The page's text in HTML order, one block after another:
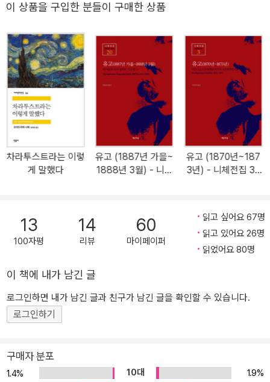
은 죽었다. 우리가 신을 죽였다”라고 한 그는 인간을 끊임없이 능동적
으로 자신의 삶을 창조하는 주체와 세계의 지배자인 초인(超人)에 이
를 존재로 보았다. 초인은 전통적인 규범과 신앙을 뛰어넘어 새로운
가치를 만들어내는 인간을 의미한다. 니체의 이런 철학은 바로 《차라
투스트라는 이렇게 말했다》로 집대성됐고 철학은 철학 분야를 넘어
실존주의와 포스트모더니즘에까지 영향을 크게 미쳤다. 《비극의 탄
생》(1872)에서 생의 환희와 염세, 긍정과 부정 등을 예술적 형이상
학으로 고찰했으며, 《반시대적 고찰》(1873~1876)에서는 유럽 문
화에 대한 회의를 표명하고, 위대한 창조자인 천재를 문화의 이상으
로 하였다. 이 사상은 《인간적인, 너무나 인간적인》(1878~1880)에
서 더 한층 명백해져, 새로운 이상에의 가치 전환을 시도하기에 이른
써 신의 사망에서 지상의 의의를 말하고, 영원회귀에 의하여 긍정적
인 생의 최고 형식을 보임은 물론 초인의 이상을 설파했다. 이 외에
《선악의 피안》(1886) 《도덕의 계보학》(1887)에 이어 《권력에의
체는 1889년 1월 3일 이탈리아의 토리노에서 발작을 일으킨 뒤부터
어머니와 함께 예나에서 거주했다. 어머니가 죽자 여동생 엘리자베트
가 니체를 바이마르로 옮겼고, 그는 1900년 8월 25일 바이마르에서
맡고 있다. 저서로 《니체의 사회 철학Nietzsches Sozialphilosophi
치유》, 《소진 시대의 철학》, 《동북아, 니체를 만나다》(공저) 외 다수
가 있으며, 역서로 알프레트 쉐프의 《프로이트와 현대철학》, 니체의
《선악의 저편.도덕의 계보》, 《유고(1884년 가을-1885년 가을)》, 야
스퍼스의 《기술 시대의 의사》, 살로메의 《살로메, 니체를 말하다》 외
다수가 있다.
이 상품을 구입한 분들이 구매한 상품
차라투스트라는 이렇
게 말했다
유고 (1887년 가을~
1888년 3월) - 니체
유고 (1870년~187
3년) - 니체전집 3 :
생 외
13
100자평
14
리뷰
60
마이페이퍼
읽고 싶어요 67명
읽고 있어요 26명
읽었어요 80명
이 책에 내가 남긴 글
로그인하면 내가 남긴 글과 친구가 남긴 글을 확인할 수 있습니다.
로그인하기
구매자 분포
1.4% 10대
1.9%